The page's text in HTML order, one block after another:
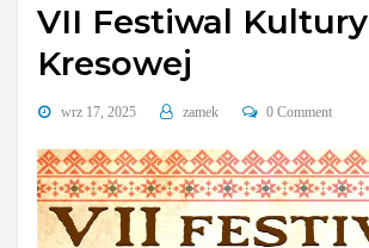
VII Festiwal Kultury
Kresowej
wrz 17, 2025 zamek 0 Comment